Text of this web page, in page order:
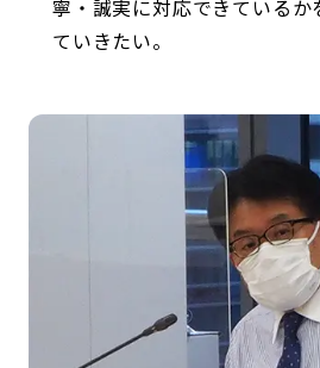
寧・誠実に対応できているか
ていきたい。